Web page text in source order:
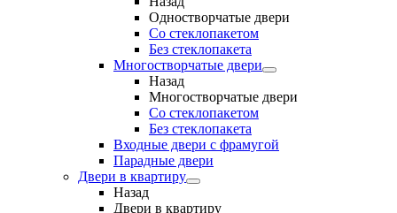
Одностворчатые двери
Со стеклопакетом
Без стеклопакета
Многостворчатые двери
Назад
Многостворчатые двери
Со стеклопакетом
Без стеклопакета
Входные двери с фрамугой
Парадные двери
Двери в квартиру
Назад
Двери в квартиру